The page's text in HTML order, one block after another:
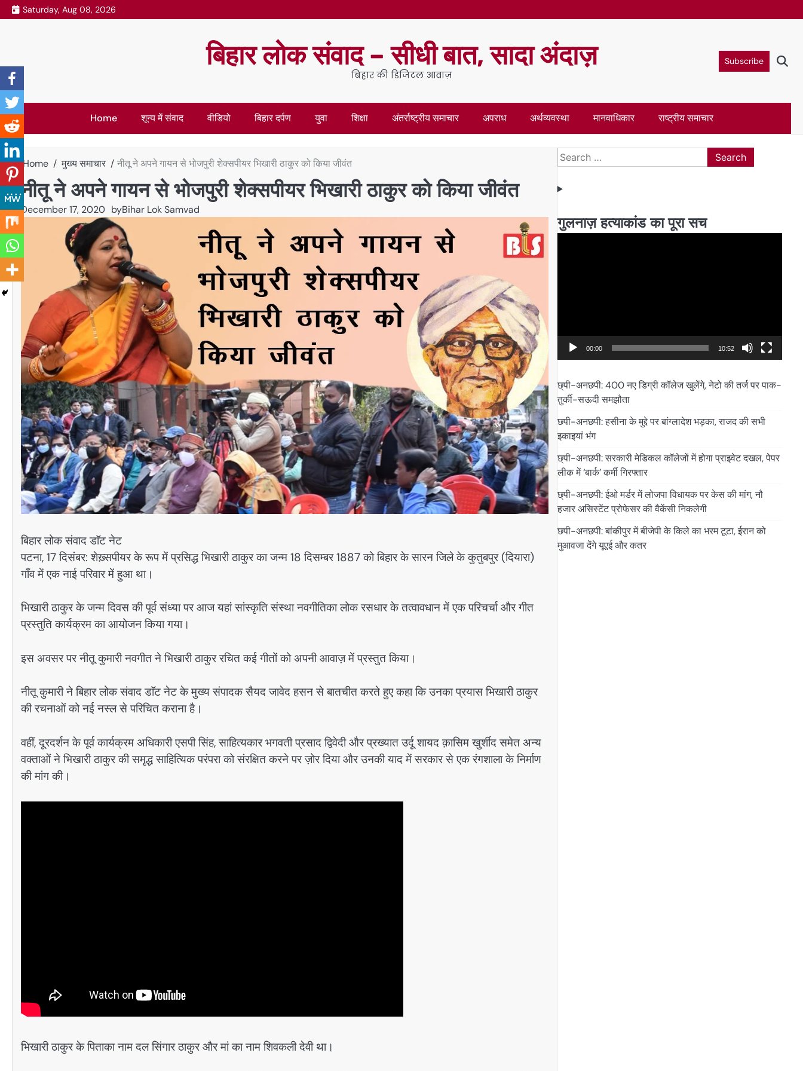
Skip
to
Saturday, Aug 08, 2026
बिहार लोक संवाद – सीधी बात, सादा अंदाज़
बिहार की डिजिटल आवाज़
Subscribe
Home शून्य में संवाद वीडियो बिहार दर्पण युवा शिक्षा अंतर्राष्ट्रीय समाचार अपराध अर्थव्यवस्था मानवाधिकार राष्ट्रीय समाचार
Home मुख्य समाचार नीतू ने अपने गायन से भोजपुरी शेक्सपीयर भिखारी ठाकुर को किया जीवंत
नीतू ने अपने गायन से भोजपुरी शेक्सपीयर भिखारी ठाकुर को किया जीवंत
December 17, 2020 byBihar Lok Samvad
बिहार लोक संवाद डाॅट नेट
पटना, 17 दिसंबर: शेख़्सपीयर के रूप में प्रसिद्ध भिखारी ठाकुर का जन्म 18 दिसम्बर 1887 को बिहार के सारन जिले के कुतुबपुर (दियारा)
गाँव में एक नाई परिवार में हुआ था।
भिखारी ठाकुर के जन्म दिवस की पूर्व संध्या पर आज यहां सांस्कृति संस्था नवगीतिका लोक रसधार के तत्वावधान में एक परिचर्चा और गीत
प्रस्तुति कार्यक्रम का आयोजन किया गया।
इस अवसर पर नीतू कुमारी नवगीत ने भिखारी ठाकुर रचित कई गीतों को अपनी आवाज़ में प्रस्तुत किया।
नीतू कुमारी ने बिहार लोक संवाद डाॅट नेट के मुख्य संपादक सैयद जावेद हसन से बातचीत करते हुए कहा कि उनका प्रयास भिखारी ठाकुर
की रचनाओं को नई नस्ल से परिचित कराना है।
वहीं, दूरदर्शन के पूर्व कार्यक्रम अधिकारी एसपी सिंह, साहित्यकार भगवती प्रसाद द्विवेदी और प्रख्यात उर्दू शायद क़ासिम खुर्शीद समेत अन्य
वक्ताओं ने भिखारी ठाकुर की समृद्ध साहित्यिक परंपरा को संरक्षित करने पर ज़ोर दिया और उनकी याद में सरकार से एक रंगशाला के निर्माण
की मांग की।
भिखारी ठाकुर के पिताका नाम दल सिंगार ठाकुर और मां का नाम शिवकली देवी था।
Search
for:
गुलनाज़ हत्याकांड का पूरा सच
00:00 10:52
छ्पी-अनछपी: 400 नए डिग्री कॉलेज खुलेंगे, नेटो की तर्ज पर पाक-
तुर्की-सऊदी समझौता
छपी-अनछपी: हसीना के मुद्दे पर बांग्लादेश भड़का, राजद की सभी
इकाइयां भंग
छ्पी-अनछपी: सरकारी मेडिकल कॉलेजों में होगा प्राइवेट दखल, पेपर
लीक में ‘बार्क’ कर्मी गिरफ्तार
छ्पी-अनछपी: ईओ मर्डर में लोजपा विधायक पर केस की मांग, नौ
हजार असिस्टेंट प्रोफेसर की वैकेंसी निकलेगी
छपी-अनछपी: बांकीपुर में बीजेपी के किले का भरम टूटा, ईरान को
मुआवजा देंगे यूएई और कतर